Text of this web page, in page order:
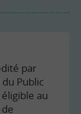
par
Public
au